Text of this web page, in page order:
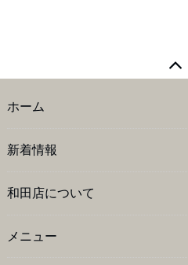
ホーム
新着情報
和田店について
メニュー